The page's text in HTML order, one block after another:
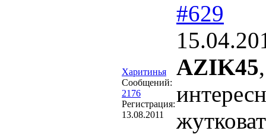
Харитинья
Сообщений:
2176
Регистрация:
13.08.2011
#629
AZIK45